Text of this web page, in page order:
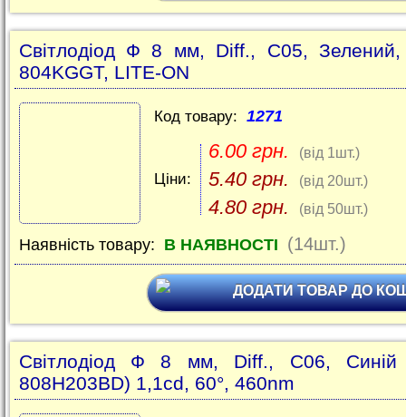
Світлодіод Ф 8 мм, Diff., C05, Зелений,
804KGGT, LITE-ON
Код товару: 1271
Ціни:
6.00 грн. (від 1шт.)
5.40 грн. (від 20шт.)
4.80 грн. (від 50шт.)
Наявність товару: В НАЯВНОСТІ (14шт.)
ДОДАТИ ТОВАР ДО
Світлодіод Ф 8 мм, Diff., C06, Синій
808H203BD) 1,1cd, 60°, 460nm